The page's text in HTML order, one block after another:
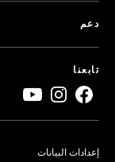
دعم
تابعنا
إعدادات البيانات